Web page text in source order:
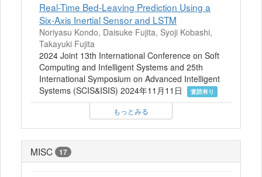
Real-Time Bed-Leaving Prediction Using a
Six-Axis Inertial Sensor and LSTM
Noriyasu Kondo, Daisuke Fujita, Syoji Kobashi,
Takayuki Fujita
2024 Joint 13th International Conference on Soft
Computing and Intelligent Systems and 25th
International Symposium on Advanced Intelligent
Systems (SCIS&ISIS) 2024年11月11日
査読有り
もっとみる
MISC 17